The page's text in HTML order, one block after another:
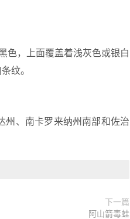
色，上面覆盖着浅灰色或银白
纹。
州、南卡罗来纳州南部和佐治
下一篇
阿山箭毒蛙